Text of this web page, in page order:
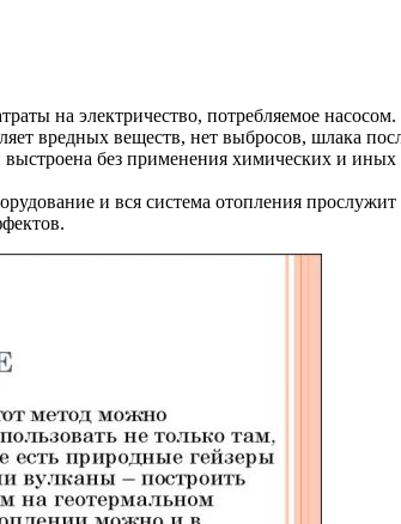
на электричество, потребляемое насосом.
вредных веществ, нет выбросов, шлака
выстроена без применения химических и
и вся система отопления